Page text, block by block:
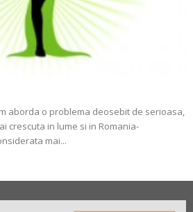
aborda o problema deosebit de serioasa,
crescuta in lume si in Romania-
mai...